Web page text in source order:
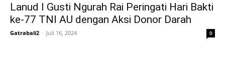
Lanud I Gusti Ngurah Rai Peringati Hari Bakti
ke-77 TNI AU dengan Aksi Donor Darah
Gatrabali2 - Juli 16, 2024 0